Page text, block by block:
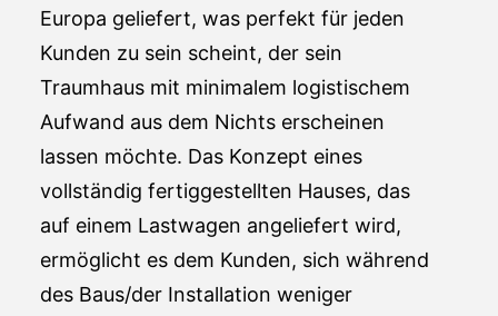
Europa geliefert, was perfekt für jeden
Kunden zu sein scheint, der sein
Traumhaus mit minimalem logistischem
Aufwand aus dem Nichts erscheinen
lassen möchte. Das Konzept eines
vollständig fertiggestellten Hauses, das
auf einem Lastwagen angeliefert wird,
ermöglicht es dem Kunden, sich während
des Baus/der Installation weniger